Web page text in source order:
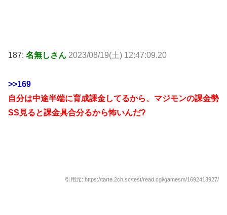
187: 名無しさん 2023/08/19(土) 12:47:09.20
>>169
自分は中途半端に育成課金してるから、マジモンの課金勢
SS見ると課金具合分るから怖いんだ?
引用元: https://tarte.2ch.sc/test/read.cgi/gamesm/1692413927/